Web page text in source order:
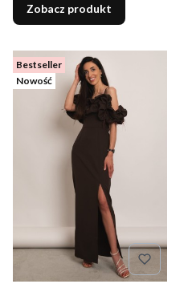
Zobacz produkt
Bestseller
Nowość